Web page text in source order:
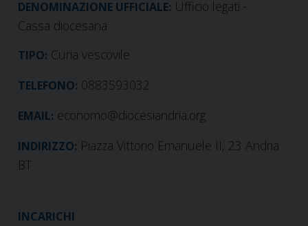
DENOMINAZIONE UFFICIALE: Ufficio legati -
Cassa diocesana
TIPO: Curia vescovile
TELEFONO: 0883593032
EMAIL: economo@diocesiandria.org
INDIRIZZO: Piazza Vittorio Emanuele II, 23 Andria
BT
INCARICHI